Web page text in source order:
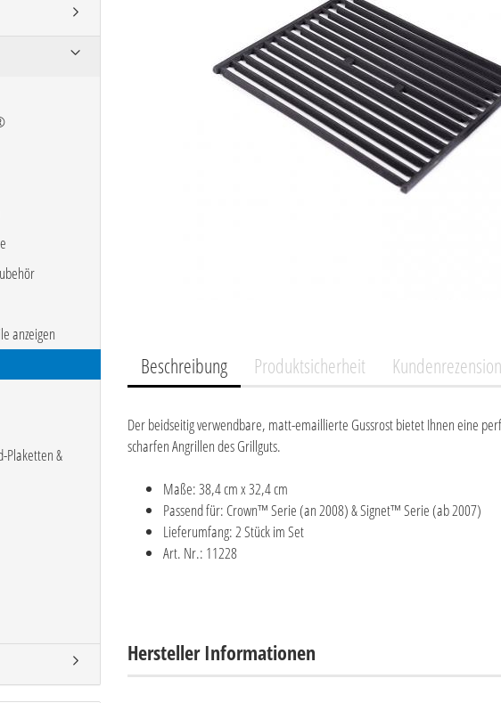
Beschreibung Produktsicherheit
Der beidseitig verwendbare, matt-emaillierte Gussrost bietet Ihnen eine
scharfen Angrillen des Grillguts.
Maße: 38,4 cm x 32,4 cm
Passend für: Crown™ Serie (an 2008) & Signet™ Serie (ab 2007)
Lieferumfang: 2 Stück im Set
Art. Nr.: 11228
Hersteller Informationen
anzeigen
Plaketten &